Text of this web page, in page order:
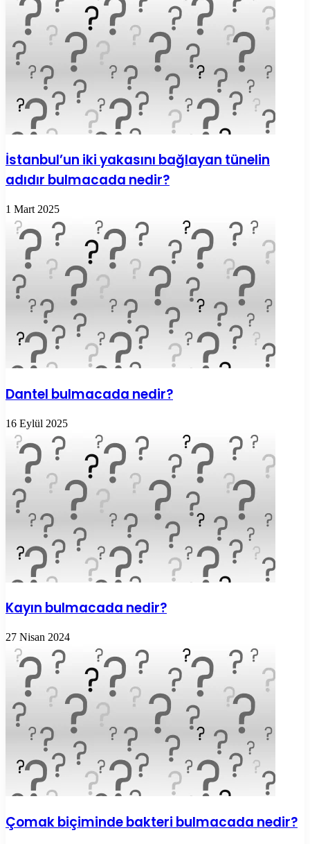
İstanbul’un iki yakasını bağlayan tünelin
adıdır bulmacada nedir?
1 Mart 2025
Dantel bulmacada nedir?
16 Eylül 2025
Kayın bulmacada nedir?
27 Nisan 2024
Çomak biçiminde bakteri bulmacada nedir?